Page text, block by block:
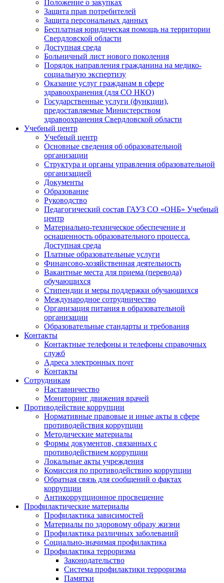
Положение о закупках
Защита прав потребителей
Защита персональных данных
Бесплатная юридическая помощь на территории
Свердловской области
Доступная среда
Больничный лист нового поколения
Порядок направления гражданина на медико-
социальную экспертизу
Оказание услуг гражданам в сфере
здравоохранения (для СО НКО)
Государственные услуги (функции),
предоставляемые Министерством
здравоохранения Свердловской области
Учебный центр
Учебный центр
Основные сведения об образовательной
организации
Структура и органы управления образовательной
организацией
Документы
Образование
Руководство
Педагогический состав ГАУЗ СО «ОНБ» Учебный
центр
Материально-техническое обеспечение и
оснащенность образовательного процесса.
Доступная среда
Платные образовательные услуги
Финансово-хозяйственная деятельность
Вакантные места для приема (перевода)
обучающихся
Стипендии и меры поддержки обучающихся
Международное сотрудничество
Организация питания в образовательной
организации
Образовательные стандарты и требования
Контакты
Контактные телефоны и телефоны справочных
служб
Адреса электронных почт
Контакты
Сотрудникам
Наставничество
Мониторинг движения врачей
Противодействие коррупции
Нормативные правовые и иные акты в сфере
противодействия коррупции
Методические материалы
Формы документов, связанных с
противодействием коррупции
Локальные акты учреждения
Комиссия по противодействию коррупции
Обратная связь для сообщений о фактах
коррупции
Антикоррупционное просвещение
Профилактические материалы
Профилактика зависимостей
Материалы по здоровому образу жизни
Профилактика различных заболеваний
Социально-значимая профилактика
Профилактика терроризма
Законодательство
Система профилактики терроризма
Памятки